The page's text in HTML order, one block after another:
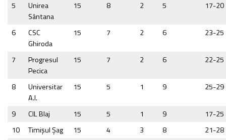
5
Unirea
Sântana
15 8 2 5 17-20
6
CSC
Ghiroda
15 7 2 6 23-25
7
Progresul
Pecica
15 7 2 6 22-25
8
Universitar
A.I.
15 5 1 9 25-29
9 CIL Blaj 15 5 1 9
17-25
10
Timişul Şag 15 4 3 8
21-28